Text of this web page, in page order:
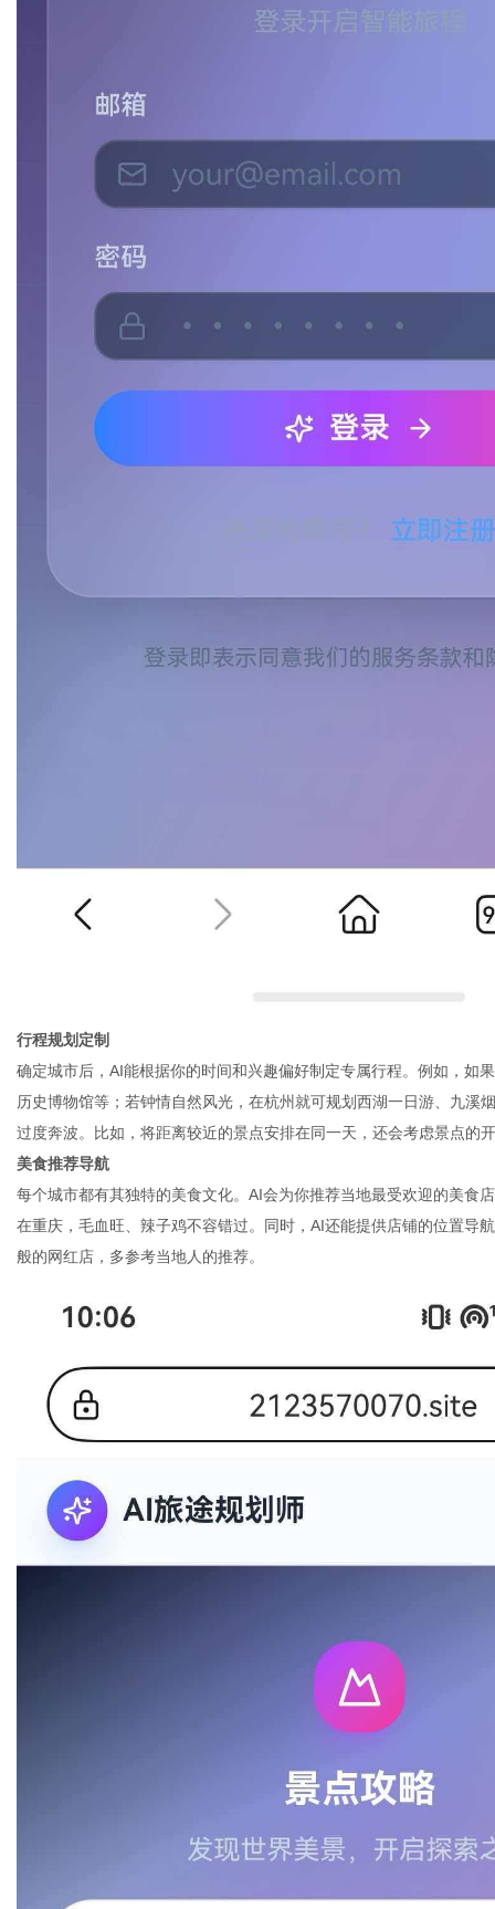
行程规划定制
确定城市后， AI能根据你的时间和兴趣偏好制定专属行程。例如，如
历史博物馆等；若钟情自然风光，在杭州就可规划西湖一日游、九溪
过度奔波。比如，将距离较近的景点安排在同一天，还会考虑景点的
美食推荐导航
每个城市都有其独特的美食文化。 AI会为你推荐当地最受欢迎的美食
在重庆，毛血旺、辣子鸡不容错过。同时，AI还能提供店铺的位置导
般的网红店，多参考当地人的推荐。